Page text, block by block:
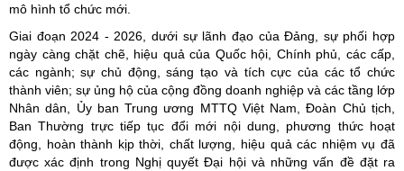
mô hình tổ chức mới.
Giai đoạn 2024 - 2026, dưới sự lãnh đạo của Đảng, sự phối hợp
ngày càng chặt chẽ, hiệu quả của Quốc hội, Chính phủ, các cấp,
các ngành; sự chủ động, sáng tạo và tích cực của các tổ chức
thành viên; sự ủng hộ của cộng đồng doanh nghiệp và các tầng lớp
Nhân dân, Ủy ban Trung ương MTTQ Việt Nam, Đoàn Chủ tịch,
Ban Thường trực tiếp tục đổi mới nội dung, phương thức hoạt
động, hoàn thành kịp thời, chất lượng, hiệu quả các nhiệm vụ đã
được xác định trong Nghị quyết Đại hội và những vấn đề đặt ra